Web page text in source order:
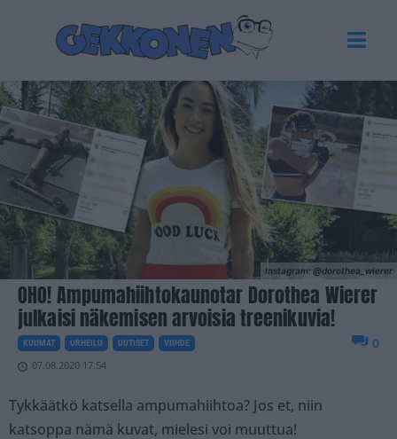
Instagram: @dorothea_wierer
OHO! Ampumahiihtokaunotar Dorothea Wierer
julkaisi näkemisen arvoisia treenikuvia!
KUUMAT URHEILU UUTISET VIIHDE
07.08.2020 17.54
0
Tykkäätkö katsella ampumahiihtoa? Jos et, niin
katsoppa nämä kuvat, mielesi voi muuttua!